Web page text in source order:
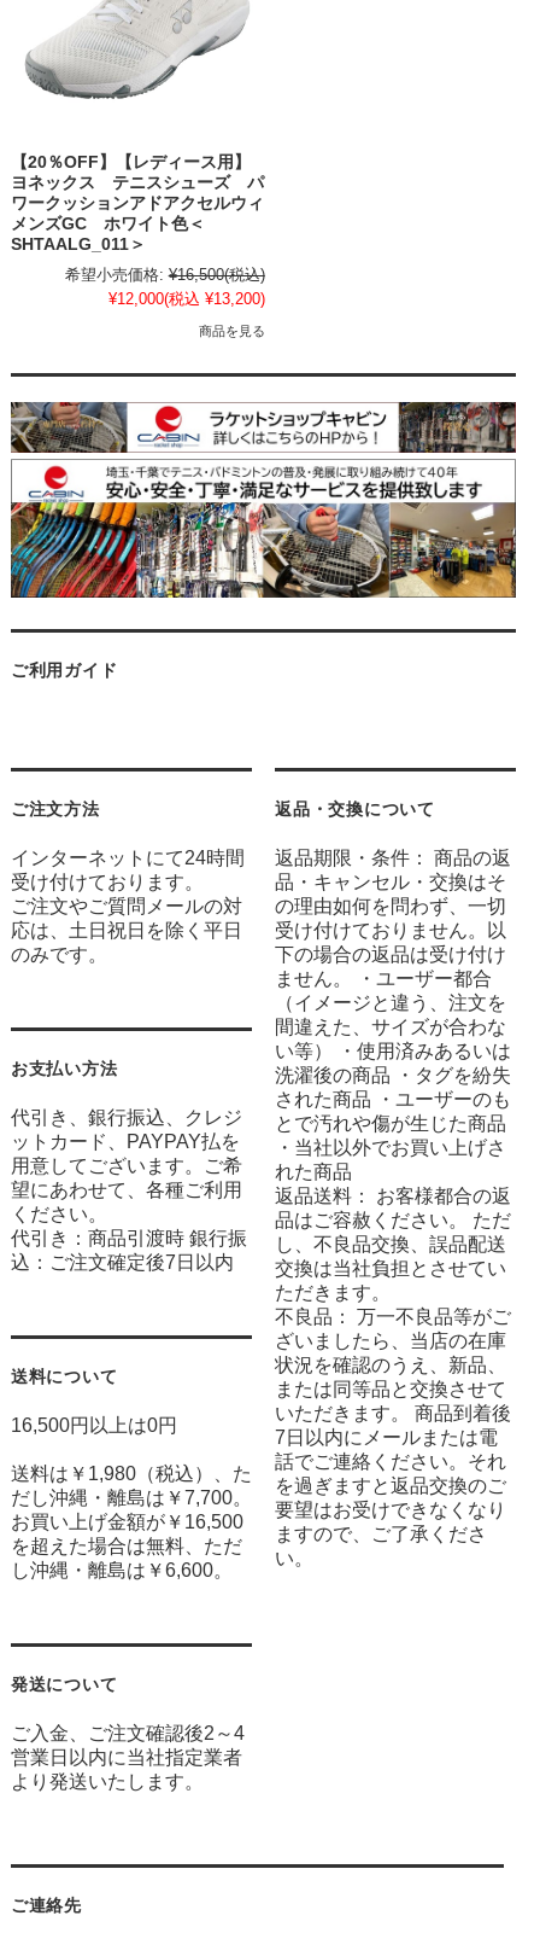
【20％OFF】【レディース用】
ヨネックス テニスシューズ パ
ワークッションアドアクセルウィ
メンズGC ホワイト色＜
SHTAALG_011＞
希望小売価格: ¥16,500(税込)
¥12,000(税込 ¥13,200)
商品を見る
ご利用ガイド
ご注文方法
インターネットにて24時間
受け付けております。
ご注文やご質問メールの対
応は、土日祝日を除く平日
のみです。
お支払い方法
代引き、銀行振込、クレジ
ットカード、PAYPAY払を
用意してございます。ご希
望にあわせて、各種ご利用
ください。
代引き：商品引渡時 銀行振
込：ご注文確定後7日以内
送料について
16,500円以上は0円
送料は￥1,980（税込）、た
だし沖縄・離島は￥7,700。
お買い上げ金額が￥16,500
を超えた場合は無料、ただ
し沖縄・離島は￥6,600。
発送について
ご入金、ご注文確認後2～4
営業日以内に当社指定業者
より発送いたします。
返品・交換について
返品期限・条件： 商品の返
品・キャンセル・交換はそ
の理由如何を問わず、一切
受け付けておりません。以
下の場合の返品は受け付け
ません。 ・ユーザー都合
（イメージと違う、注文を
間違えた、サイズが合わな
い等） ・使用済みあるいは
洗濯後の商品 ・タグを紛失
された商品 ・ユーザーのも
とで汚れや傷が生じた商品
・当社以外でお買い上げさ
れた商品
返品送料： お客様都合の返
品はご容赦ください。 ただ
し、不良品交換、誤品配送
交換は当社負担とさせてい
ただきます。
不良品： 万一不良品等がご
ざいましたら、当店の在庫
状況を確認のうえ、新品、
または同等品と交換させて
いただきます。 商品到着後
7日以内にメールまたは電
話でご連絡ください。それ
を過ぎますと返品交換のご
要望はお受けできなくなり
ますので、ご了承くださ
い。
ご連絡先